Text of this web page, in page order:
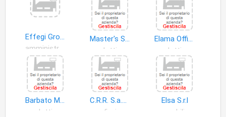
Master's S.r.l
Elama Office S.r.l
Barbato Maria
C.R.R. S.a.s. di Reccia Rosario & C
fiori
Elsa S.r.l
mobili